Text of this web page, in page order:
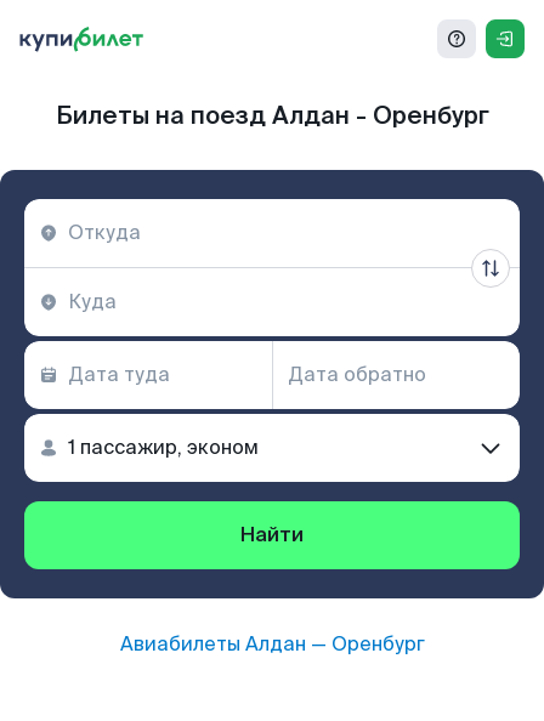
Билеты на поезд Алдан - Оренбург
Найти
Авиабилеты Алдан — Оренбург